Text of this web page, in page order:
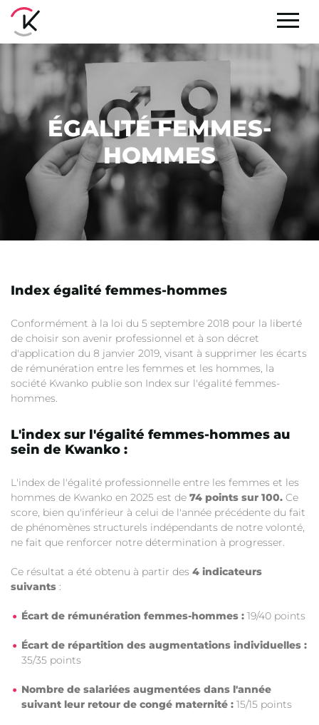
ÉGALITÉ FEMMES-
HOMMES
Index égalité femmes-hommes
Conformément à la loi du 5 septembre 2018 pour la liberté
de choisir son avenir professionnel et à son décret
d'application du 8 janvier 2019, visant à supprimer les écarts
de rémunération entre les femmes et les hommes, la
société Kwanko publie son Index sur l'égalité femmes-
hommes.
L'index sur l'égalité femmes-hommes au
sein de Kwanko :
L'index de l'égalité professionnelle entre les femmes et les
hommes de Kwanko en 2025 est de 74 points sur 100. Ce
score, bien qu'inférieur à celui de l'année précédente du fait
de phénomènes structurels indépendants de notre volonté,
ne fait que renforcer notre détermination à progresser.
Ce résultat a été obtenu à partir des 4 indicateurs
suivants :
Écart de rémunération femmes-hommes : 19/40 points
Écart de répartition des augmentations individuelles :
35/35 points
Nombre de salariées augmentées dans l'année
suivant leur retour de congé maternité : 15/15 points